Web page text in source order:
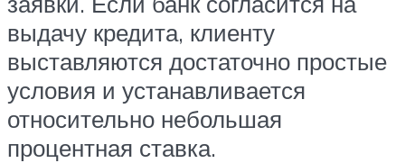
выдачу кредита, клиенту
выставляются достаточно простые
условия и устанавливается
относительно небольшая
процентная ставка.